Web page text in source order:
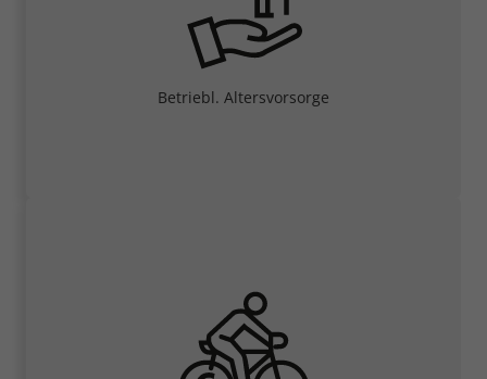
Betriebl. Altersvorsorge